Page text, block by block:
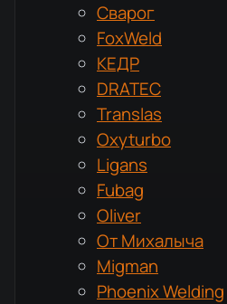
Сварог
FoxWeld
КЕДР
DRATEC
Translas
Oxyturbo
Ligans
Fubag
Oliver
От Михалыча
Migman
Phoenix Welding